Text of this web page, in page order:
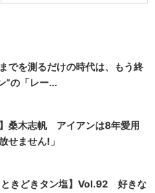
でを測るだけの時代は、もう終
の「レー...
】桑木志帆 アイアンは8年愛用
せません!」
ときどきタン塩】Vol.92 好きな